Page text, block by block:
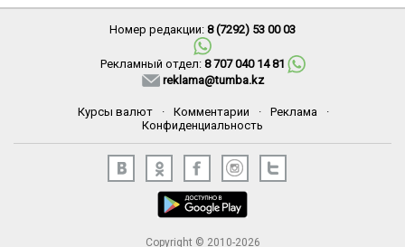
Номер редакции: 8 (7292) 53 00 03
Рекламный отдел: 8 707 040 14 81
reklama@tumba.kz
Курсы валют · Комментарии · Реклама
·
Конфиденциальность
Copyright © 2010-2026